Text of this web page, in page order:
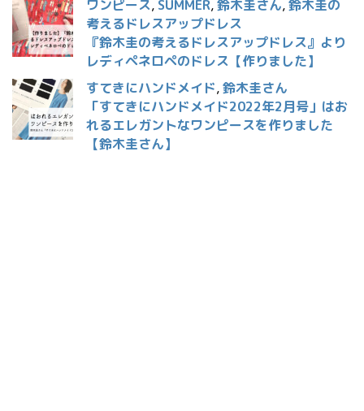
ワンピース, SUMMER,鈴木圭さん,鈴木圭の
考えるドレスアップドレス
『鈴木圭の考えるドレスアップドレス』より
レディペネロペのドレス【作りました】
すてきにハンドメイド,鈴木圭さん
「すてきにハンドメイド2022年2月号」はお
れるエレガントなワンピースを作りました
【鈴木圭さん】